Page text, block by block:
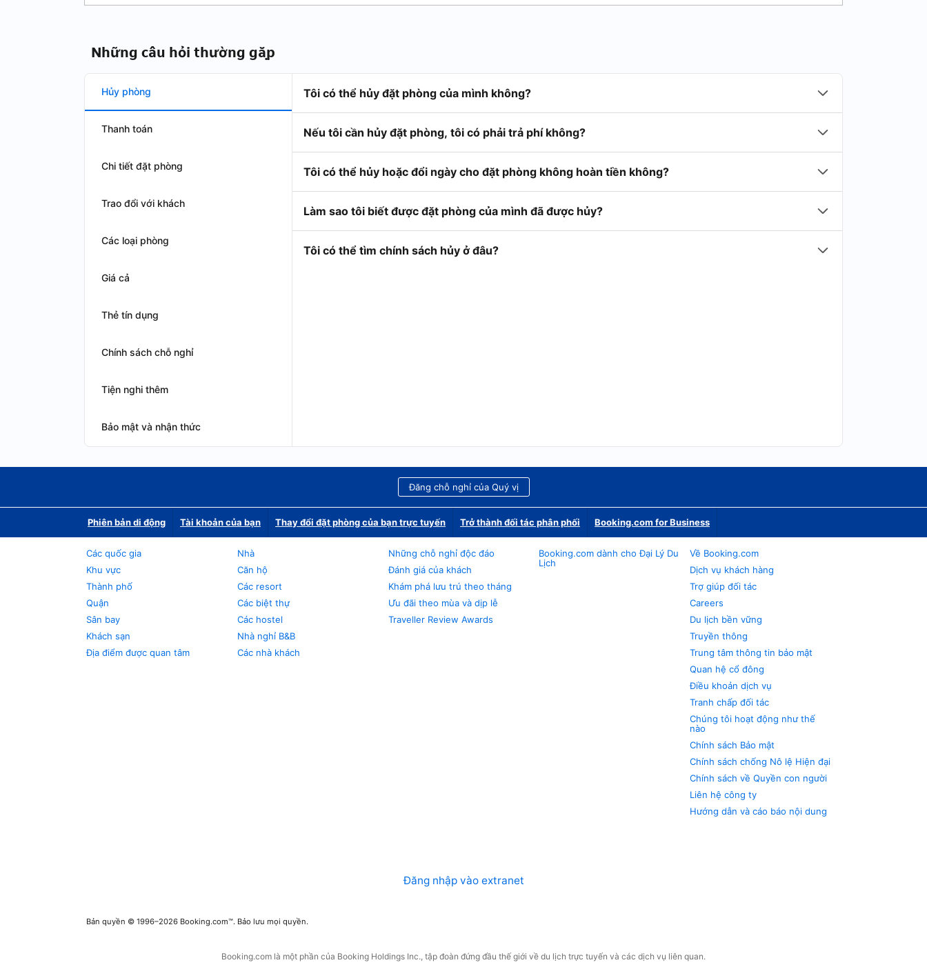
Những câu hỏi thường gặp
Hủy phòng
Thanh toán
Chi tiết đặt phòng
Trao đổi với khách
Các loại phòng
Giá cả
Thẻ tín dụng
Chính sách chỗ nghỉ
Tiện nghi thêm
Bảo mật và nhận thức
Tôi có thể hủy đặt phòng của mình không?
Nếu tôi cần hủy đặt phòng, tôi có phải trả phí không?
Tôi có thể hủy hoặc đổi ngày cho đặt phòng không hoàn tiền không?
Làm sao tôi biết được đặt phòng của mình đã được hủy?
Tôi có thể tìm chính sách hủy ở đâu?
Đăng chỗ nghỉ của Quý vị
Phiên bản di động Tài khoản của bạn Thay đổi đặt phòng của bạn trực tuyến Trở thành đối tác phân phối Booking.com for Business
Các quốc gia
Khu vực
Thành phố
Quận
Sân bay
Khách sạn
Địa điểm được quan tâm
Nhà
Căn hộ
Các resort
Các biệt thự
Các hostel
Nhà nghỉ B&B
Các nhà khách
Những chỗ nghỉ độc đáo
Đánh giá của khách
Khám phá lưu trú theo tháng
Ưu đãi theo mùa và dịp lễ
Traveller Review Awards
Booking.com dành cho Đại Lý Du
Lịch
Về Booking.com
Dịch vụ khách hàng
Trợ giúp đối tác
Careers
Du lịch bền vững
Truyền thông
Trung tâm thông tin bảo mật
Quan hệ cổ đông
Điều khoản dịch vụ
Tranh chấp đối tác
Chúng tôi hoạt động như thế
nào
Chính sách Bảo mật
Chính sách chống Nô lệ Hiện đại
Chính sách về Quyền con người
Liên hệ công ty
Hướng dẫn và cáo báo nội dung
Đăng nhập vào extranet
Bản quyền © 1996–2026 Booking.com™. Bảo lưu mọi quyền.
Booking.com là một phần của Booking Holdings Inc., tập đoàn đứng đầu thế giới về du lịch trực tuyến và các dịch vụ liên quan.